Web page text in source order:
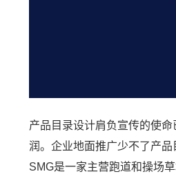
产品目录设计肩负宣传的使
润。企业地面推广少不了产品
SMG是一家主营跑道和操场